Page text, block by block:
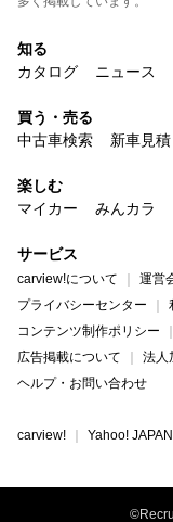
知る
カタログ
ニュース
買う・売る
中古車検索
新車見積
楽しむ
マイカー
みんカラ
サービス
carview!について 運営
プライバシーセンター
コンテンツ制作ポリシー
広告掲載について
法人
ヘルプ・お問い合わせ
carview! Yahoo! JAPAN